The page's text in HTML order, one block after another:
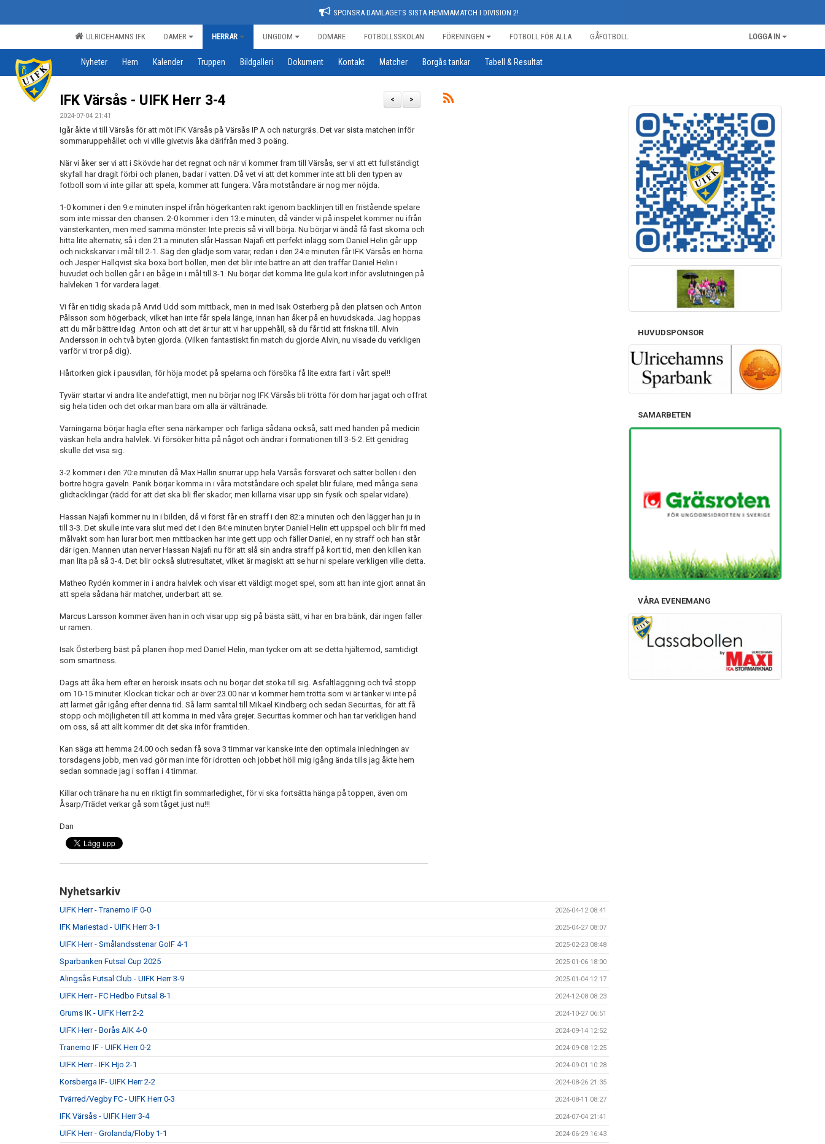
SPONSRA DAMLAGETS SISTA HEMMAMATCH I DIVISION 2!
ULRICEHAMNS IFK DAMER HERRAR UNGDOM DOMARE FOTBOLLSSKOLAN FÖRENINGEN FOTBOLL FÖR ALLA GÅFOTBOLL LOGGA IN
Nyheter Hem Kalender Truppen Bildgalleri Dokument Kontakt Matcher Borgås tankar Tabell & Resultat
>
<
IFK Värsås - UIFK Herr 3-4
2024-07-04 21:41
Igår åkte vi till Värsås för att möt IFK Värsås på Värsås IP A och naturgräs. Det var sista matchen inför
sommaruppehållet och vi ville givetvis åka därifrån med 3 poäng.
När vi åker ser vi att i Skövde har det regnat och när vi kommer fram till Värsås, ser vi att ett fullständigt
skyfall har dragit förbi och planen, badar i vatten. Då vet vi att det kommer inte att bli den typen av
fotboll som vi inte gillar att spela, kommer att fungera. Våra motståndare är nog mer nöjda.
1-0 kommer i den 9:e minuten inspel ifrån högerkanten rakt igenom backlinjen till en fristående spelare
som inte missar den chansen. 2-0 kommer i den 13:e minuten, då vänder vi på inspelet kommer nu ifrån
vänsterkanten, men med samma mönster. Inte precis så vi vill börja. Nu börjar vi ändå få fast skorna och
hitta lite alternativ, så i den 21:a minuten slår Hassan Najafi ett perfekt inlägg som Daniel Helin går upp
och nickskarvar i mål till 2-1. Säg den glädje som varar, redan i den 24:e minuten får IFK Värsås en hörna
och Jesper Hallqvist ska boxa bort bollen, men det blir inte bättre än att den träffar Daniel Helin i
huvudet och bollen går i en båge in i mål till 3-1. Nu börjar det komma lite gula kort inför avslutningen på
halvleken 1 för vardera laget.
Vi får en tidig skada på Arvid Udd som mittback, men in med Isak Österberg på den platsen och Anton
Pålsson som högerback, vilket han inte får spela länge, innan han åker på en huvudskada. Jag hoppas
att du mår bättre idag Anton och att det är tur att vi har uppehåll, så du får tid att friskna till. Alvin
Andersson in och två byten gjorda. (Vilken fantastiskt fin match du gjorde Alvin, nu visade du verkligen
varför vi tror på dig).
Hårtorken gick i pausvilan, för höja modet på spelarna och försöka få lite extra fart i vårt spel!!
Tyvärr startar vi andra lite andefattigt, men nu börjar nog IFK Värsås bli trötta för dom har jagat och offrat
sig hela tiden och det orkar man bara om alla är vältränade.
Varningarna börjar hagla efter sena närkamper och farliga sådana också, satt med handen på medicin
väskan hela andra halvlek. Vi försöker hitta på något och ändrar i formationen till 3-5-2. Ett genidrag
skulle det visa sig.
3-2 kommer i den 70:e minuten då Max Hallin snurrar upp hela Värsås försvaret och sätter bollen i den
bortre högra gaveln. Panik börjar komma in i våra motståndare och spelet blir fulare, med många sena
glidtacklingar (rädd för att det ska bli fler skador, men killarna visar upp sin fysik och spelar vidare).
Hassan Najafi kommer nu in i bilden, då vi först får en straff i den 82:a minuten och den lägger han ju in
till 3-3. Det skulle inte vara slut med det i den 84:e minuten bryter Daniel Helin ett uppspel och blir fri med
målvakt som han lurar bort men mittbacken har inte gett upp och fäller Daniel, en ny straff och han står
där igen. Mannen utan nerver Hassan Najafi nu för att slå sin andra straff på kort tid, men den killen kan
man lita på så 3-4. Det blir också slutresultatet, vilket är magiskt att se hur ni spelare verkligen ville detta.
Matheo Rydén kommer in i andra halvlek och visar ett väldigt moget spel, som att han inte gjort annat än
att spela sådana här matcher, underbart att se.
Marcus Larsson kommer även han in och visar upp sig på bästa sätt, vi har en bra bänk, där ingen faller
ur ramen.
Isak Österberg bäst på planen ihop med Daniel Helin, man tycker om att se detta hjältemod, samtidigt
som smartness.
Dags att åka hem efter en heroisk insats och nu börjar det stöka till sig. Asfaltläggning och två stopp
om 10-15 minuter. Klockan tickar och är över 23.00 när vi kommer hem trötta som vi är tänker vi inte på
att larmet går igång efter denna tid. Så larm samtal till Mikael Kindberg och sedan Securitas, för att få
stopp och möjligheten till att komma in med våra grejer. Securitas kommer och han tar verkligen hand
om oss, så att allt kommer dit det ska inför framtiden.
Kan säga att hemma 24.00 och sedan få sova 3 timmar var kanske inte den optimala inledningen av
torsdagens jobb, men vad gör man inte för idrotten och jobbet höll mig igång ända tills jag åkte hem
sedan somnade jag i soffan i 4 timmar.
Killar och tränare ha nu en riktigt fin sommarledighet, för vi ska fortsätta hänga på toppen, även om
Åsarp/Trädet verkar gå som tåget just nu!!!
Dan
Nyhetsarkiv
UIFK Herr - Tranemo IF 0-0 2026-04-12 08:41
IFK Mariestad - UIFK Herr 3-1 2025-04-27 08:07
UIFK Herr - Smålandsstenar GoIF 4-1 2025-02-23 08:48
Sparbanken Futsal Cup 2025 2025-01-06 18:00
Alingsås Futsal Club - UIFK Herr 3-9 2025-01-04 12:17
UIFK Herr - FC Hedbo Futsal 8-1 2024-12-08 08:23
Grums IK - UIFK Herr 2-2 2024-10-27 06:51
UIFK Herr - Borås AIK 4-0 2024-09-14 12:52
Tranemo IF - UIFK Herr 0-2 2024-09-08 12:25
UIFK Herr - IFK Hjo 2-1 2024-09-01 10:28
Korsberga IF- UIFK Herr 2-2 2024-08-26 21:35
Tvärred/Vegby FC - UIFK Herr 0-3 2024-08-11 08:27
IFK Värsås - UIFK Herr 3-4 2024-07-04 21:41
UIFK Herr - Grolanda/Floby 1-1 2024-06-29 16:43
HUVUDSPONSOR
SAMARBETEN
VÅRA EVENEMANG